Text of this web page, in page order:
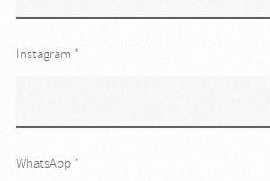
Instagram *
WhatsApp *